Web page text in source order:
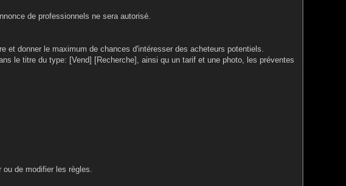
de professionnels ne sera autorisé.
et donner le maximum de chances d'intéresser des acheteurs potentiels.
le titre du type: [Vend] [Recherche], ainsi qu un tarif et une photo, les préventes
ou de modifier les règles.